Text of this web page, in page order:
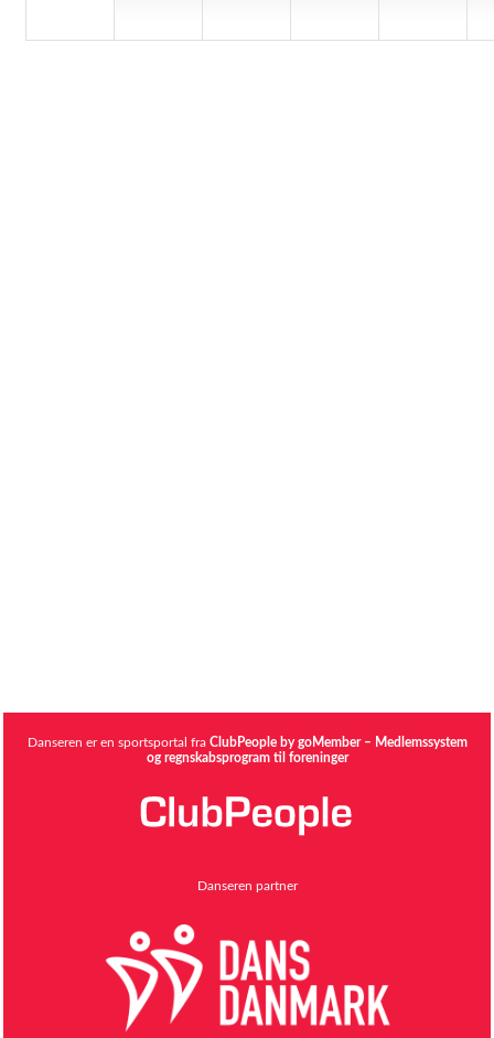
Danseren er en sportsportal fra ClubPeople by goMember – Medlemssystem
og regnskabsprogram til foreninger
Danseren partner